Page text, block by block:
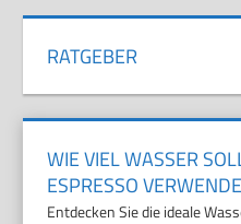
RATGEBER
WIE VIEL WASSER
ESPRESSO
Entdecken Sie die ideale